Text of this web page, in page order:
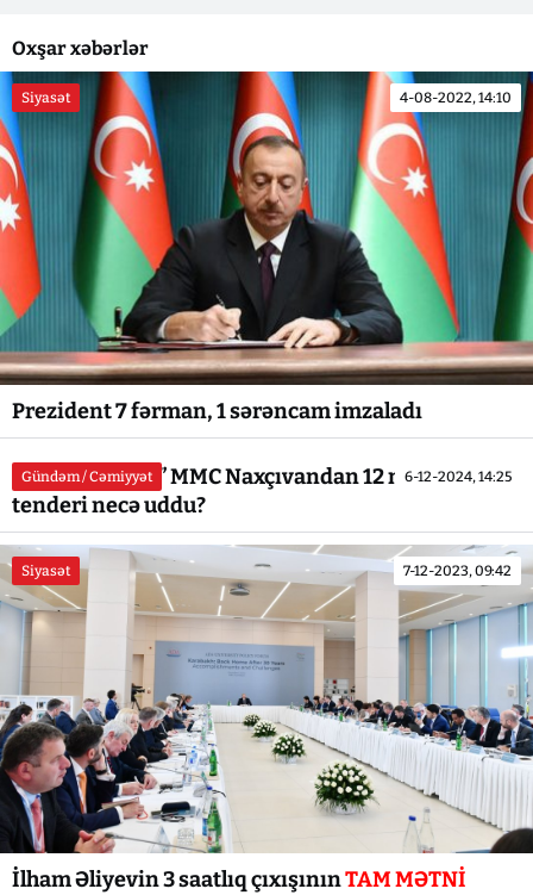
Oxşar xəbərlər
Siyasət 4-08-2022, 14:10
Prezident 7 fərman, 1 sərəncam imzaladı
Gündəm / Cəmiyyət 6-12-2024, 14:25
“Hovers Group” MMC Naxçıvandan 12 milyonluq
tenderi necə uddu?
Siyasət 7-12-2023, 09:42
İlham Əliyevin 3 saatlıq çıxışınınTAM MƏTNİ